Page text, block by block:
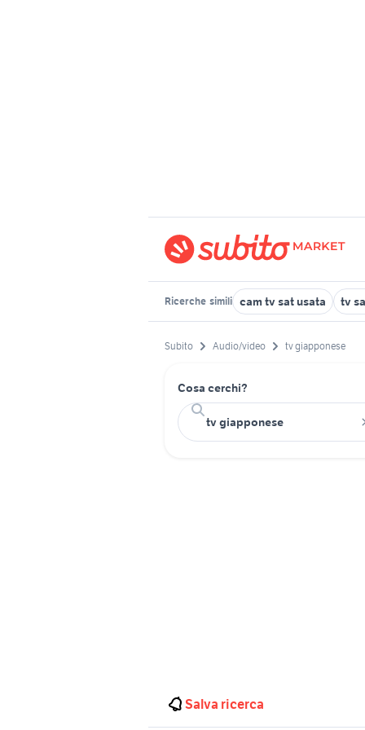
Ricerche simili cam tv sat usata tv
Subito Audio/video tv giapponese
Cosa cerchi?
Salva ricerca